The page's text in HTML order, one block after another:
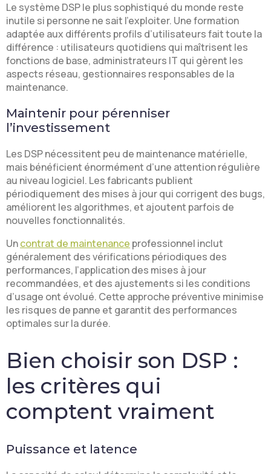
Le système DSP le plus sophistiqué du monde reste
inutile si personne ne sait l’exploiter. Une formation
adaptée aux différents profils d’utilisateurs fait toute la
différence : utilisateurs quotidiens qui maîtrisent les
fonctions de base, administrateurs IT qui gèrent les
aspects réseau, gestionnaires responsables de la
maintenance.
Maintenir pour pérenniser
l’investissement
Les DSP nécessitent peu de maintenance matérielle,
mais bénéficient énormément d’une attention régulière
au niveau logiciel. Les fabricants publient
périodiquement des mises à jour qui corrigent des bugs,
améliorent les algorithmes, et ajoutent parfois de
nouvelles fonctionnalités.
Uncontrat de maintenance professionnel inclut
généralement des vérifications périodiques des
performances, l’application des mises à jour
recommandées, et des ajustements si les conditions
d’usage ont évolué. Cette approche préventive minimise
les risques de panne et garantit des performances
optimales sur la durée.
Bien choisir son DSP :
les critères qui
comptent vraiment
Puissance et latence